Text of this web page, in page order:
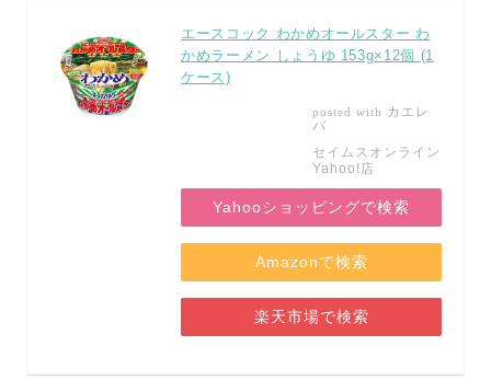
エースコック わかめオールスター わ
かめラーメン しょうゆ 153g×12個 (1
ケース)
posted with カエレ
バ
セイムスオンライン
Yahoo!店
Yahooショッピングで検索
Amazonで検索
楽天市場で検索